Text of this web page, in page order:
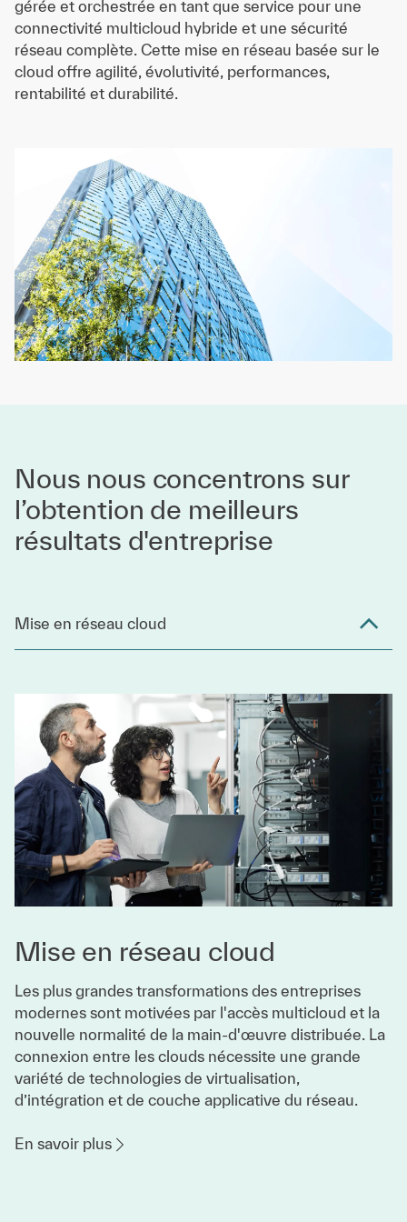
gérée et orchestrée en tant que service pour une
connectivité multicloud hybride et une sécurité
réseau complète. Cette mise en réseau basée sur le
cloud offre agilité, évolutivité, performances,
rentabilité et durabilité.
Nous nous concentrons sur
l’obtention de meilleurs
résultats d'entreprise
Mise en réseau cloud
Mise en réseau cloud
Les plus grandes transformations des entreprises
modernes sont motivées par l'accès multicloud et la
nouvelle normalité de la main-d'œuvre distribuée. La
connexion entre les clouds nécessite une grande
variété de technologies de virtualisation,
d’intégration et de couche applicative du réseau.
En savoir plus